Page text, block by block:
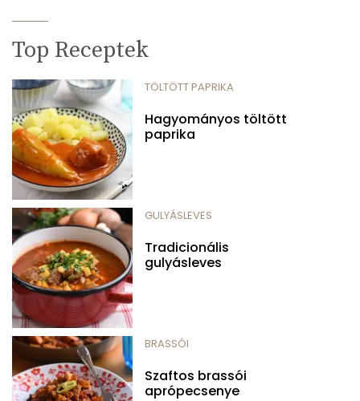
Top Receptek
TÖLTÖTT PAPRIKA
Hagyományos töltött
paprika
GULYÁSLEVES
Tradicionális
gulyásleves
BRASSÓI
Szaftos brassói
aprópecsenye